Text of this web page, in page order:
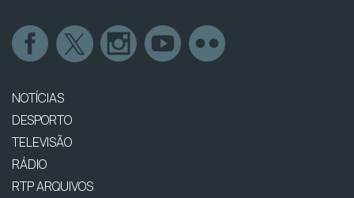
NOTÍCIAS
DESPORTO
TELEVISÃO
RÁDIO
RTP ARQUIVOS